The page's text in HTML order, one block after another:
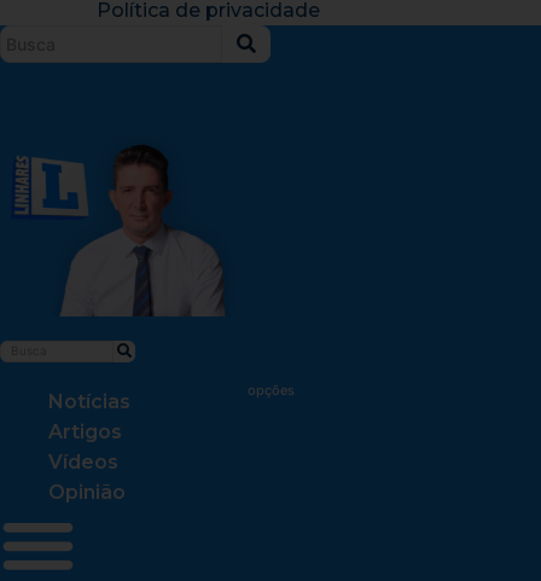
Política de privacidade
Notícias
Artigos
Vídeos
Opinião